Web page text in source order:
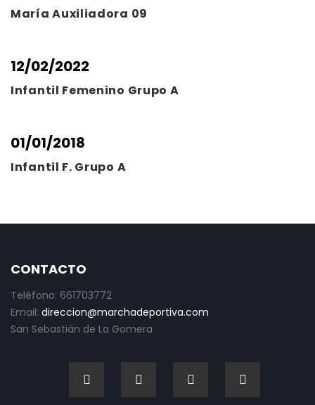
María Auxiliadora 09
12/02/2022
Infantil Femenino Grupo A
01/01/2018
Infantil F. Grupo A
CONTACTO
Teléfono: 661703772
Email: direccion@marchadeportiva.com
San Sebastián de La Gomera